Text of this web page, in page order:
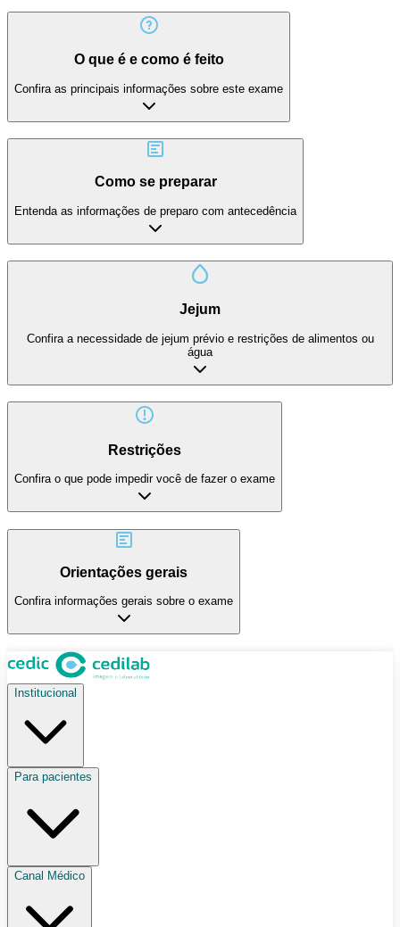
O que é e como é feito
Confira as principais informações sobre este exame
Como se preparar
Entenda as informações de preparo com antecedência
Jejum
Confira a necessidade de jejum prévio e restrições de alimentos ou
água
Restrições
Confira o que pode impedir você de fazer o exame
Orientações gerais
Confira informações gerais sobre o exame
Institucional
Para pacientes
Canal Médico